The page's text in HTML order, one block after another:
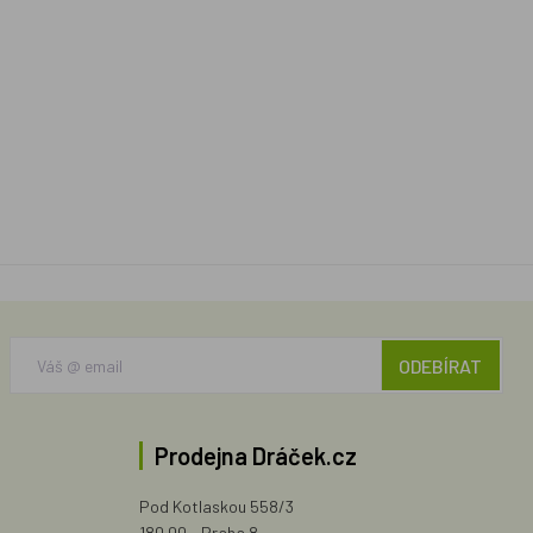
ODEBÍRAT
Prodejna Dráček.cz
Pod Kotlaskou 558/3